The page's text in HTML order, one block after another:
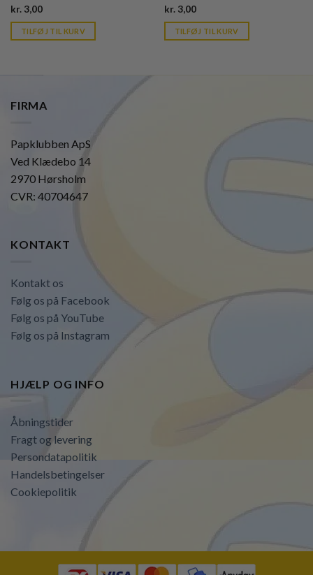
kr. 3,00Current
is:
kr. 39,95.
TILFØJ TIL KURV
kr.3,00Current
is:
kr. 39,95.
TILFØJ TIL KURV
FIRMA
Papklubben ApS
Ved Klædebo 14
2970 Hørsholm
CVR: 40704647
KONTAKT
Kontakt os
Følg os på Facebook
Følg os på YouTube
Følg os på Instagram
HJÆLP OG INFO
Åbningstider
Fragt og levering
Persondatapolitik
Handelsbetingelser
Cookiepolitik